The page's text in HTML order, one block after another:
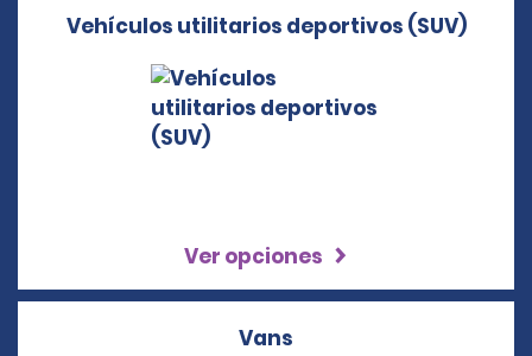
Vehículos utilitarios deportivos (SUV)
Ver opciones
Vans